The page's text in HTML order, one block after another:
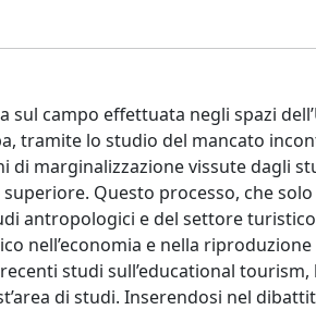
campo effettuata negli spazi
tramite lo studio del mancato
di marginalizzazione vissute dagli
Questo processo, che
antropologici e del settore
nell’economia e nella
studi sull’educational
di studi. Inserendosi nel